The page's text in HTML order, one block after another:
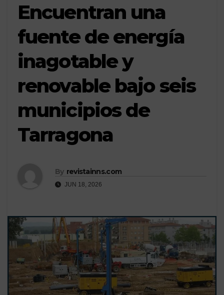
Encuentran una
fuente de energía
inagotable y
renovable bajo seis
municipios de
Tarragona
By revistainns.com
JUN 18, 2026